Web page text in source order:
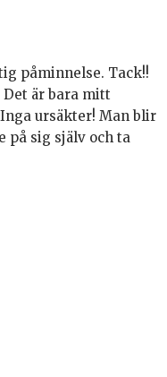
påminnelse. Tack!!
Det är bara mitt
ursäkter! Man blir
på sig själv och ta